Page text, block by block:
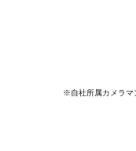
※自社所属カメラマ